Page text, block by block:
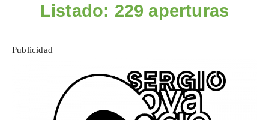
Listado: 229 aperturas
Publicidad